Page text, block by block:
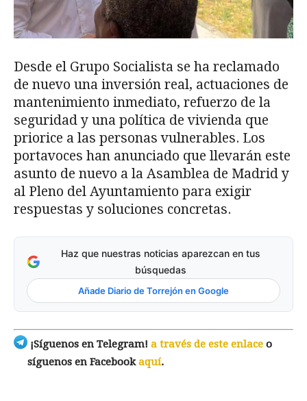
Desde el Grupo Socialista se ha reclamado
de nuevo una inversión real, actuaciones de
mantenimiento inmediato, refuerzo de la
seguridad y una política de vivienda que
priorice a las personas vulnerables. Los
portavoces han anunciado que llevarán este
asunto de nuevo a la Asamblea de Madrid y
al Pleno del Ayuntamiento para exigir
respuestas y soluciones concretas.
Haz que nuestras noticias aparezcan en tus
búsquedas
Añade Diario de Torrejón en Google
¡Síguenos en Telegram! a través de este enlace o
síguenos en Facebookaquí.